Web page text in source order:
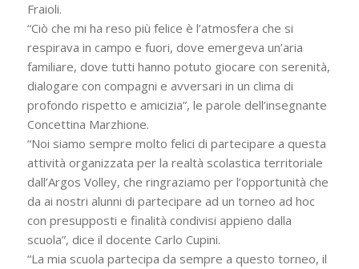
Fraioli.
“Ciò che mi ha reso più felice è l’atmosfera che si
respirava in campo e fuori, dove emergeva un’aria
familiare, dove tutti hanno potuto giocare con serenità,
dialogare con compagni e avversari in un clima di
profondo rispetto e amicizia”, le parole dell’insegnante
Concettina Marzhione.
“Noi siamo sempre molto felici di partecipare a questa
attività organizzata per la realtà scolastica territoriale
dall’Argos Volley, che ringraziamo per l’opportunità che
da ai nostri alunni di partecipare ad un torneo ad hoc
con presupposti e finalità condivisi appieno dalla
scuola”, dice il docente Carlo Cupini.
“La mia scuola partecipa da sempre a questo torneo, il